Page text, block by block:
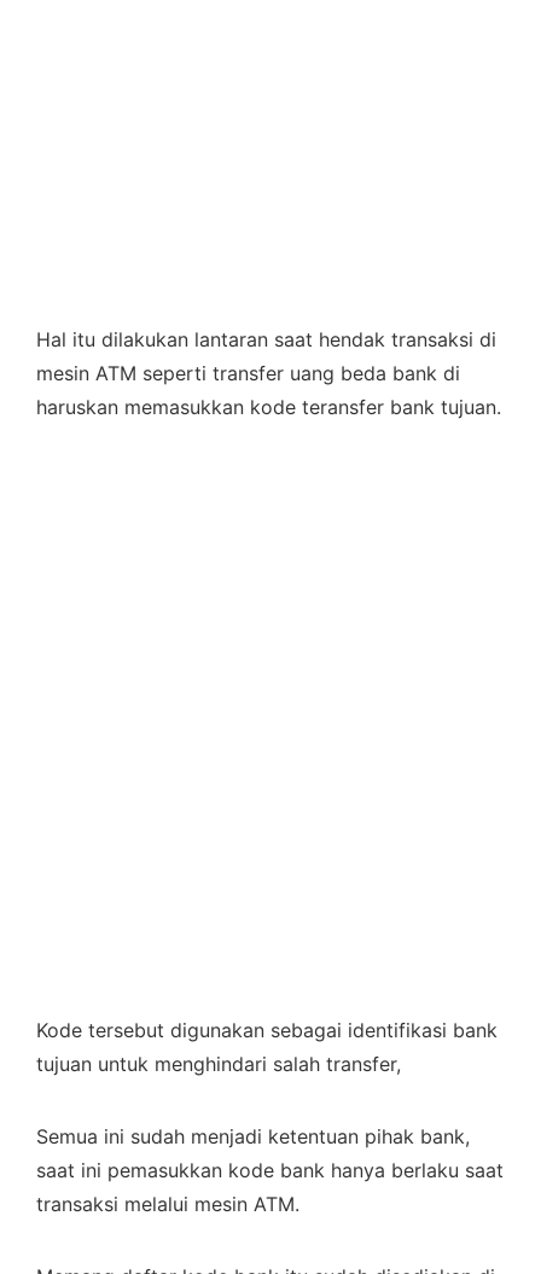
Hal itu dilakukan lantaran saat hendak transaksi di
mesin ATM seperti transfer uang beda bank di
haruskan memasukkan kode teransfer bank tujuan.
Kode tersebut digunakan sebagai identifikasi bank
tujuan untuk menghindari salah transfer,
Semua ini sudah menjadi ketentuan pihak bank,
saat ini pemasukkan kode bank hanya berlaku saat
transaksi melalui mesin ATM.